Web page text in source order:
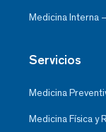
Medicina Interna
Servicios
Medicina
Medicina Física y